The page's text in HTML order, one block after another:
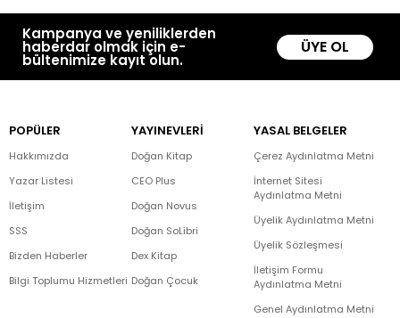
Kampanya ve yeniliklerden
haberdar olmak için e-
bültenimize kayıt olun.
ÜYE OL
POPÜLER
Hakkımızda
Yazar Listesi
İletişim
SSS
Bizden Haberler
Bilgi Toplumu Hizmetleri
YAYINEVLERİ
Doğan Kitap
CEO Plus
Doğan Novus
Doğan SoLibri
Dex Kitap
Doğan Çocuk
YASAL BELGELER
Çerez Aydınlatma Metni
İnternet Sitesi
Aydınlatma Metni
Üyelik Aydınlatma Metni
Üyelik Sözleşmesi
İletişim Formu
Aydınlatma Metni
Genel Aydınlatma Metni